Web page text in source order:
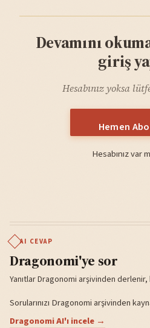
Devamını
giriş
Hesabınız yoksa
Hemen
Hesabınız var
AI CEVAP
Dragonomi'ye sor
Yanıtlar Dragonomi arşivinden
Sorularınızı Dragonomi arşivinden
Dragonomi AI'ı incele →